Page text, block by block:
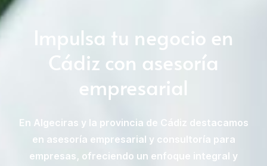
Impulsa tu negocio en
Cádiz con asesoría
empresarial
En Algeciras y la provincia de Cádiz destacamos
en asesoría empresarial y consultoría para
empresas, ofreciendo un enfoque integral y